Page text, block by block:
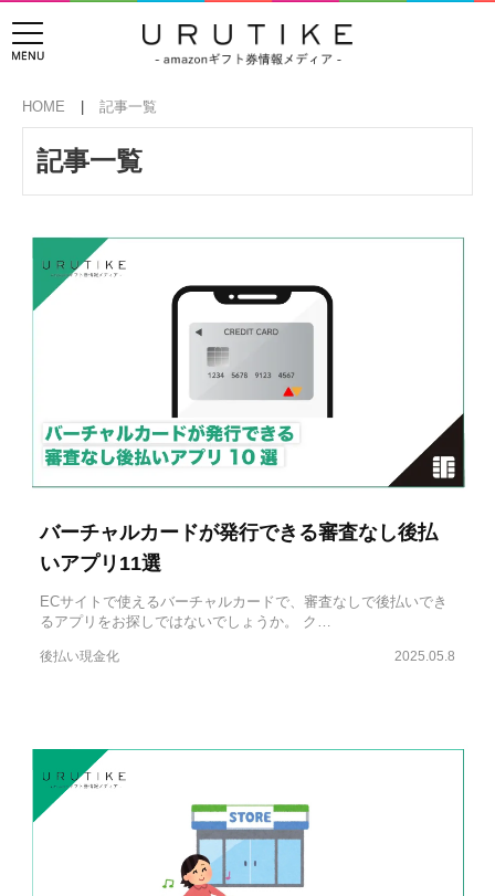
HOME 記事一覧
記事一覧
バーチャルカードが発行できる審査なし後払
いアプリ11選
ECサイトで使えるバーチャルカードで、審査なしで後払いでき
るアプリをお探しではないでしょうか。 ク…
2025.05.8
後払い現金化